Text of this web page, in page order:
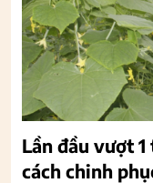
Lần đầu vượt
cách chinh